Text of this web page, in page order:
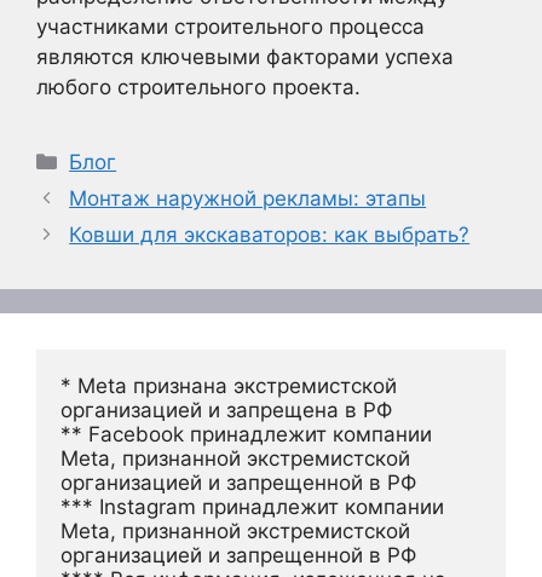
участниками строительного процесса
являются ключевыми факторами успеха
любого строительного проекта.
Рубрики
Блог
Монтаж наружной рекламы: этапы
Ковши для экскаваторов: как выбрать?
* Meta признана экстремистской
организацией и запрещена в РФ
** Facebook принадлежит компании
Meta, признанной экстремистской
организацией и запрещенной в РФ
*** Instagram принадлежит компании
Meta, признанной экстремистской
организацией и запрещенной в РФ